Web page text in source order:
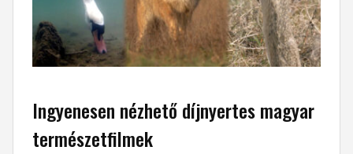
Ingyenesen nézhető díjnyertes magyar
természetfilmek